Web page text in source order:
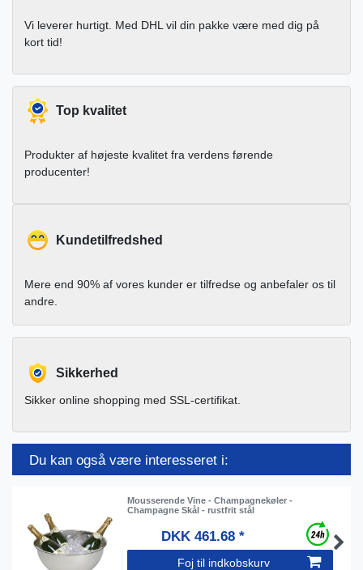
Vi leverer hurtigt. Med DHL vil din pakke være med dig på
kort tid!
Top kvalitet
Produkter af højeste kvalitet fra verdens førende
producenter!
Kundetilfredshed
Mere end 90% af vores kunder er tilfredse og anbefaler os til
andre.
Sikkerhed
Sikker online shopping med SSL-certifikat.
Du kan også være interesseret i:
Mousserende Vine - Champagnekøler -
Champagne Skål - rustfrit stål
DKK 461.68 *
Foj til indkobskurv